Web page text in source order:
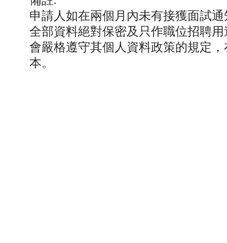
申請人如在兩個月內未有接獲面試
全部資料絕對保密及只作職位招聘
會嚴格遵守其個人資料政策的規定
本。